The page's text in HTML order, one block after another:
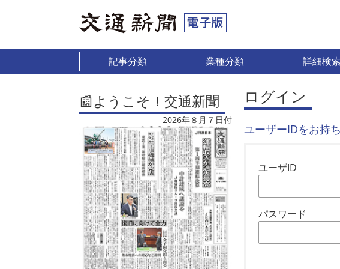
記事分類 業種分類 詳細検索
📰ようこそ！交通新聞
2026年８月７日付
ログイン
ユーザーIDをお持
ユーザID
パスワード